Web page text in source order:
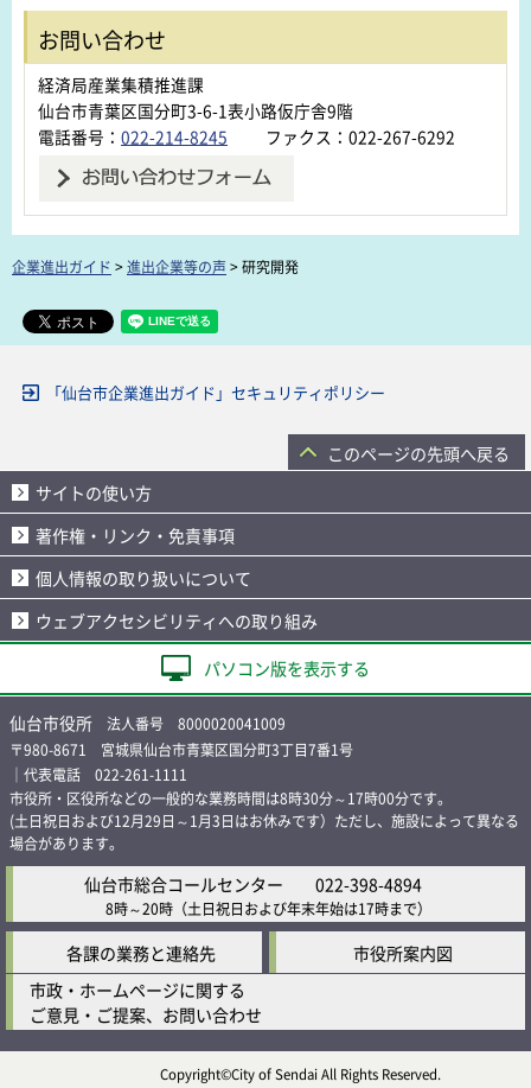
お問い合わせ
経済局産業集積推進課
仙台市青葉区国分町3-6-1表小路仮庁舎9階
電話番号： 022-214-8245 ファクス：022-267-6292
企業進出ガイド >進出企業等の声 > 研究開発
「仙台市企業進出ガイド」セキュリティポリシー
このページの先頭へ戻る
サイトの使い方
著作権・リンク・免責事項
個人情報の取り扱いについて
ウェブアクセシビリティへの取り組み
パソコン版を表示する
仙台市役所 法人番号 8000020041009
〒980-8671 宮城県仙台市青葉区国分町3丁目7番1号
｜代表電話 022-261-1111
市役所・区役所などの一般的な業務時間は8時30分～17時00分です。
(土日祝日および12月29日～1月3日はお休みです）ただし、施設によって異なる
場合があります。
仙台市総合コールセンター 022-398-4894
8時～20時 （土日祝日および年末年始は17時まで）
各課の業務と連絡先
市役所案内図
市政・ホームページに関する
ご意見・ご提案、お問い合わせ
Copyright©City of Sendai All Rights Reserved.